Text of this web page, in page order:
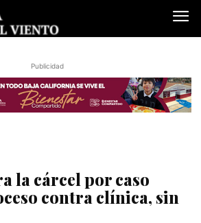
Publicidad
la cárcel por caso
contra clínica, sin